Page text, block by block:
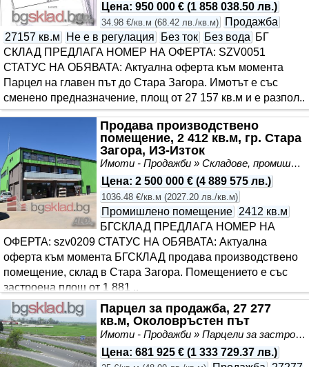
Цена: 950 000 € (1 858 038.50 лв.)
34.98 €/кв.м (68.42 лв./кв.м)
Продажба
27157 кв.м
Не е в регулация Без ток Без вода БГ
СКЛАД ПРЕДЛАГА НОМЕР НА ОФЕРТА: SZV0051
СТАТУС НА ОБЯВАТА: Актуална оферта към момента
Парцел на главен път до Стара Загора. Имотът е със
сменено предназначение, площ от 27 157 кв.м и е разпол..
Продава производствено
помещение, 2 412 кв.м, гр. Стара
Загора, ИЗ-Изток
Имоти - Продажби » Складове, промишлени и стопански имоти
Цена: 2 500 000 € (4 889 575 лв.)
1036.48 €/кв.м (2027.20 лв./кв.м)
Промишлено помещение 2412 кв.м
БГСКЛАД ПРЕДЛАГА НОМЕР НА
ОФЕРТА: szv0209 СТАТУС НА ОБЯВАТА: Актуална
оферта към момента БГСКЛАД продава производствено
помещение, склад в Стара Загора. Помещението е със
застроена площ от 1 881 ..
Парцел за продажба, 27 277
кв.м, Околовръстен път
Имоти - Продажби » Парцели за застрояване, Инвестиционни проекти
Цена: 681 925 € (1 333 729.37 лв.)